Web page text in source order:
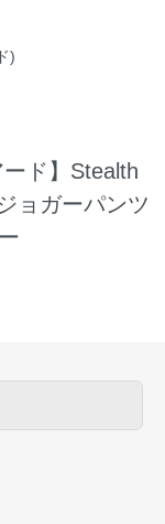
)
ド】Stealth
ョガーパンツ